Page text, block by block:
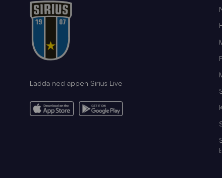
Ladda ned appen Sirius Live